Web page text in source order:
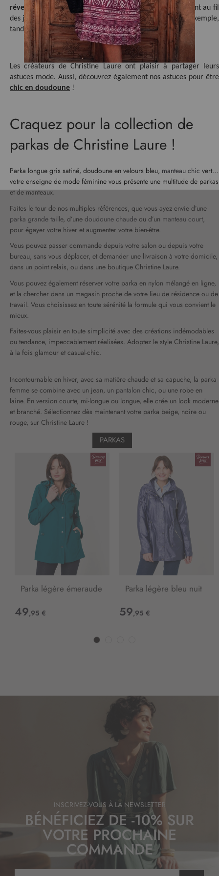
réversible
, qui vous aide à composer vos tenues facilement au fil
des jours. Un jour, vous pouvez enfiler le côté rouge par exemple,
tandis qu’un autre, vous pouvez arborer la face blanche.
Les créateurs de Christine Laure ont plaisir à partager leurs
chic en doudoune !
Craquez pour la collection de
parkas de Christine Laure !
Parka longue gris satiné, doudoune en velours bleu, manteau chic vert…
votre enseigne de mode féminine vous présente une multitude de parkas
et de manteaux.
Faites le tour de nos multiples références, que vous ayez envie d’une
parka grande taille, d’une doudoune chaude ou d’un manteau court,
pour égayer votre hiver et augmenter votre bien-être.
Vous pouvez passer commande depuis votre salon ou depuis votre
bureau, sans vous déplacer, et demander une livraison à votre domicile,
dans un point relais, ou dans une boutique Christine Laure.
Vous pouvez également réserver votre parka en nylon mélangé en ligne,
et la chercher dans un magasin proche de votre lieu de résidence ou de
travail. Vous choisissez en toute sérénité la formule qui vous convient le
mieux.
Faites-vous plaisir en toute simplicité avec des créations indémodables
ou tendance, impeccablement réalisées. Adoptez le style Christine Laure,
à la fois glamour et casual-chic.
Incontournable en hiver, avec sa matière chaude et sa capuche, la parka
femme se combine avec un jean, un pantalon chic, ou une robe en
laine. En version courte, mi-longue ou longue, elle crée un look moderne
et branché. Sélectionnez dès maintenant votre parka beige, noire ou
rouge, sur Christine Laure !
PARKAS
Parka légère émeraude
49,95 €
Parka légère bleu nuit
59,95 €
INSCRIVEZ-VOUS À LA NEWSLETTER
BÉNÉFICIEZ DE -10% SUR
VOTRE PROCHAINE
COMMANDE
t
i
o
n
n
o
r
e
t
t
r
d
’
i
o
r
m
a
t
i
o
n
: